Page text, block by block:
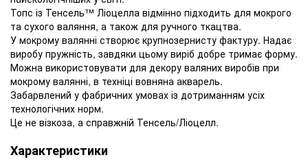
Топс із Тенсель™ Ліоцелла відмінно підходить для мокрого
та сухого валяння, а також для ручного ткацтва.
У мокрому валянні створює крупнозернисту фактуру. Надає
виробу пружність, завдяки цьому виріб добре тримає форму.
Можна використовувати для декору валяних виробів при
мокрому валянні, в техніці вовняна акварель.
Забарвлений у фабричних умовах із дотриманням усіх
технологічних норм.
Це не візкоза, а справжній Тенсель/Ліоцелл.
Характеристики